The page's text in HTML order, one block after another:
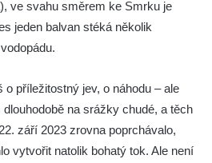
na východním
Ottově prameni v
potoku v Bertině
ve svahu směrem ke Smrku je
jeden balvan stéká několik
o příležitostný jev, o náhodu – ale
na srážky chudé, a těch
září 2023 zrovna poprchávalo,
vytvořit natolik bohatý tok. Ale není